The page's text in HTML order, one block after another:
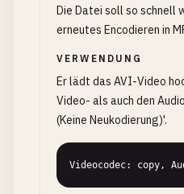
Die Datei soll so schnell
erneutes Encodieren in
VERWENDUNG
Er lädt das AVI-Video
Video- als auch den
(Keine Neukodierung)'.
Videocodec: copy,